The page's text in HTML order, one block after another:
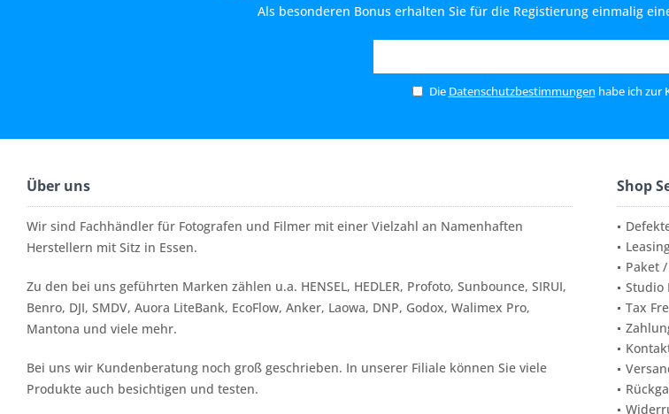
Als besonderen Bonus erhalten Sie für die Registierung einmalig
Die Datenschutzbestimmungen habe ich zur
Über uns
Wir sind Fachhändler für Fotografen und Filmer mit einer Vielzahl an Namenhaften
Herstellern mit Sitz in Essen.
Zu den bei uns geführten Marken zählen u.a. HENSEL, HEDLER, Profoto, Sunbounce, SIRUI,
Benro, DJI, SMDV, Auora LiteBank, EcoFlow, Anker, Laowa, DNP, Godox, Walimex Pro,
Mantona und viele mehr.
Bei uns wir Kundenberatung noch groß geschrieben. In unserer Filiale können Sie viele
Produkte auch besichtigen und testen.
Shop
Paket
Studio
Tax